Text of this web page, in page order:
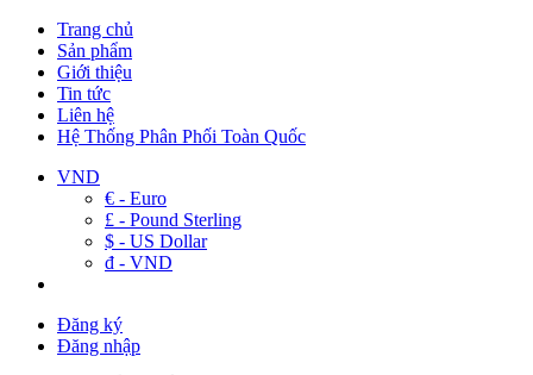
Trang chủ
Sản phẩm
Giới thiệu
Tin tức
Liên hệ
Hệ Thống Phân Phối Toàn Quốc
VND
€ - Euro
£ - Pound Sterling
$ - US Dollar
đ - VND
Đăng ký
Đăng nhập